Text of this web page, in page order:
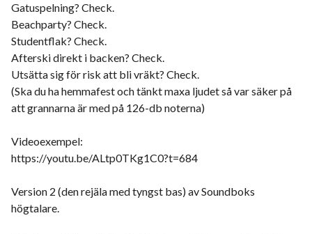
Gatuspelning? Check.
Beachparty? Check.
Studentflak? Check.
Afterski direkt i backen? Check.
Utsätta sig för risk att bli vräkt? Check.
(Ska du ha hemmafest och tänkt maxa ljudet så var säker på
att grannarna är med på 126-db noterna)
Videoexempel:
https://youtu.be/ALtp0TKg1C0?t=684
Version 2 (den rejäla med tyngst bas) av Soundboks
högtalare.